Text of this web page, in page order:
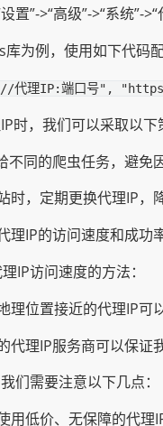
置”->“高级”->“系统”-
为例，使用如下代码
理IP:端口号",
时，我们可以采取以下
不同的爬虫任务，避
时，定期更换代理IP
理IP的访问速度和成
IP访问速度的方法：
理位置接近的代理IP可
代理IP服务商可以保证
们需要注意以下几点：
用低价、无保障的代